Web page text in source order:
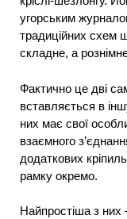
угорським
традиційних схем
складне, а
Фактично це дві
вставляється в
них має свої
взаємного
додаткових
рамку окремо.
Найпростіша з